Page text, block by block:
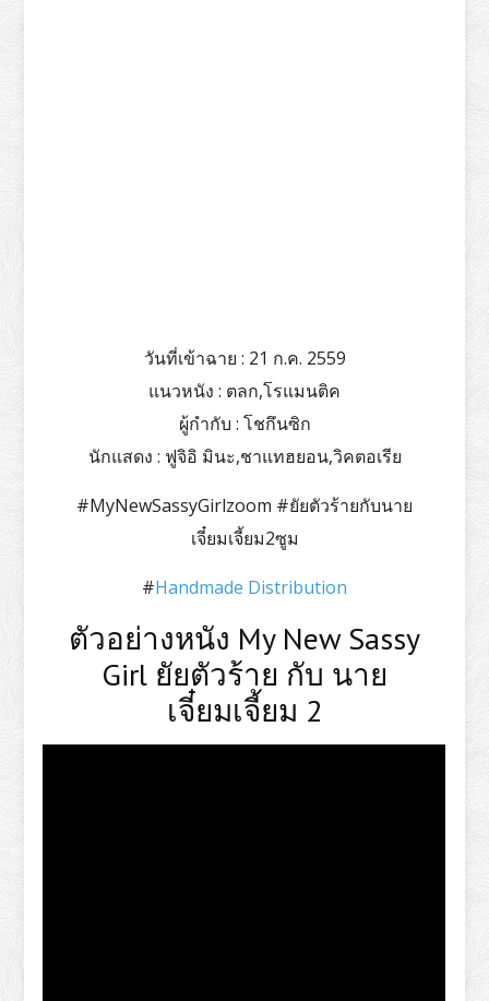
วันที่เข้าฉาย : 21 ก.ค. 2559
แนวหนัง : ตลก,โรแมนติค
ผู้กำกับ : โชกึนซิก
นักแสดง : ฟูจิอิ มินะ,ชาแทฮยอน,วิคตอเรีย
#MyNewSassyGirlzoom #ยัยตัวร้ายกับนาย
เจี๋ยมเจี้ยม2ซูม
#Handmade Distribution
ตัวอย่างหนัง My New Sassy
Girl ยัยตัวร้าย กับ นาย
เจี๋ยมเจี้ยม 2